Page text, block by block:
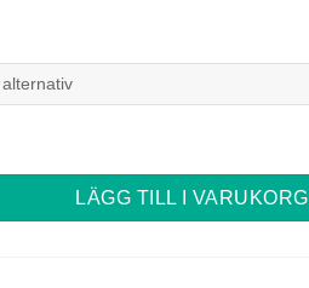
0,05 CC mängd
LÄGG TILL I VARUKORG